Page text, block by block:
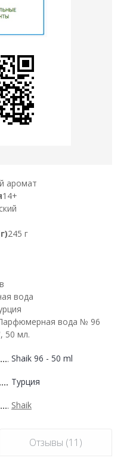
аромат
14+
245 г
вода
вода № 96
50 мл.
Shaik 96 - 50 ml
Турция
Shaik
Отзывы (11)